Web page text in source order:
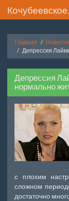
Главная
Депрессия
Депрессия
нормально
с плохим
сложном
достаточно